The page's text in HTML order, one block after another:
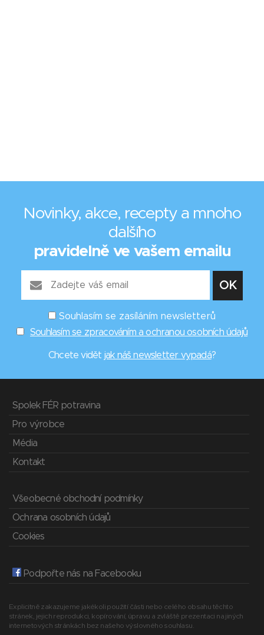
Novinky, akce, recepty a mnoho
dalšího
pravidelně ve vašem emailu
Souhlasím se zasíláním newsletterů
Souhlasím se zpracováním a ochranou osobních údajů
Chcete vidět jak náš newsletter vypadá?
Spolek FÉR potravina
Pro výrobce
Média
Kontakt
Všeobecné obchodní podmínky
Ochrana osobních údajů
Cookies
Podpořte nás na Facebooku
Explicitně zakazujeme jakékoli použití části nebo celého obsahu těchto
stránek, jejich reprodukci, kopírování, úpravu a zvláště prezentaci na jiných
internetových stránkách bez našeho výslovného souhlasu.